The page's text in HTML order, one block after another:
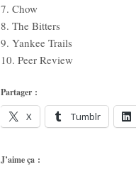
7. Chow
8. The Bitters
9. Yankee Trails
10. Peer Review
Partager :
X Tumblr
J’aime ça :